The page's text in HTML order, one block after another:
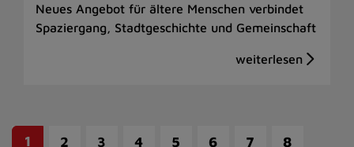
Neues Angebot für ältere Menschen verbindet
Spaziergang, Stadtgeschichte und Gemeinschaft
1 2 3 4 5 6 7
8